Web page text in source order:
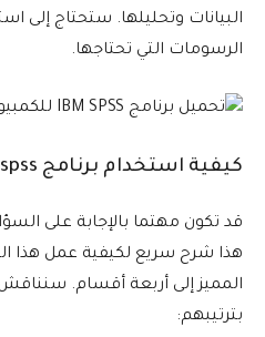
البيانات وتحليلها. ستحتاج إلى
الرسومات التي تحتاجها.
كيفية استخدام برنامج spss
المميز إلى أربعة أقسام.
بترتيبهم: